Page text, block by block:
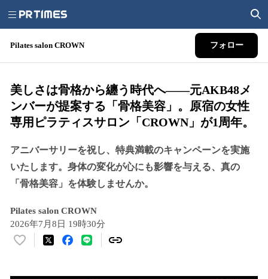
Pilates salon CROWN フォロー
美しさは骨格から纏う時代へ――元AKB48メ
ンバーが提案する「骨格美容」。原宿の女性
専用ピラティスサロン「CROWN」が1周年。
アニバーサリーを祝し、特典満載のキャンペーンを実施
いたします。身体の変化が心にも影響を与える、真の
「骨格美容」を体験しませんか。
Pilates salon CROWN
2026年7月8日 19時30分
い